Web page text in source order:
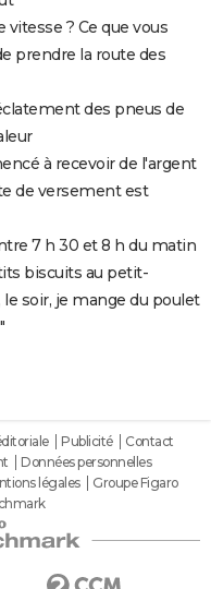
vitesse ? Ce que vous
prendre la route des
des pneus de
à recevoir de l'argent
de versement est
7 h 30 et 8 h du matin
biscuits au petit-
soir, je mange du poulet
Publicité
Contact
Données personnelles
légales
Groupe Figaro